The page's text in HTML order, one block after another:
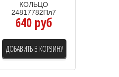
КОЛЬЦО
24817782Пл7
640 руб
ДОБАВИТЬ В КОРЗИНУ